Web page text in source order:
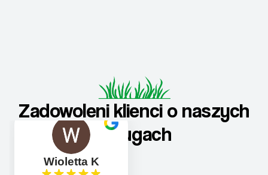
Zadowoleni klienci o naszych
usługach
Wioletta K